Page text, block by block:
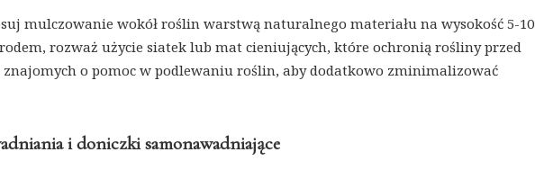
mulczowanie wokół roślin warstwą naturalnego materiału na wysokość 5-10
rozważ użycie siatek lub mat cieniujących, które ochronią rośliny przed
znajomych o pomoc w podlewaniu roślin, aby dodatkowo zminimalizować
i doniczki samonawadniające